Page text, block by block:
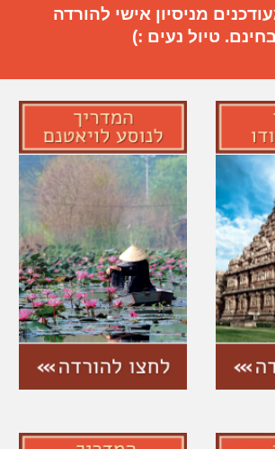
מניסיון אישי להורדה
טיול נעים :)